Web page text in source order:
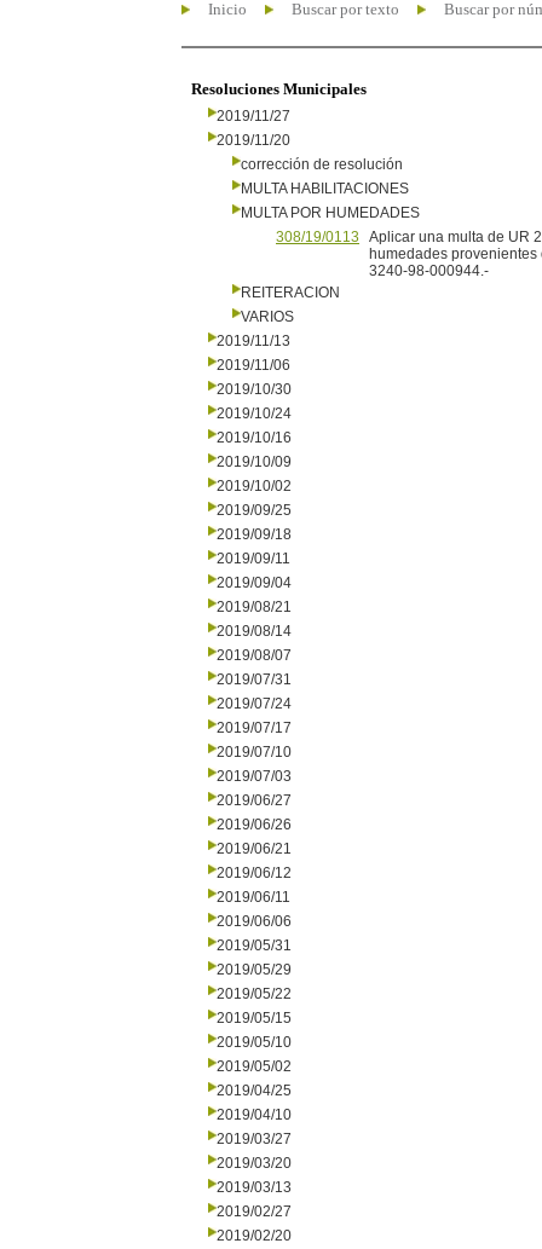
Inicio Buscar por texto Buscar por
Resoluciones Municipales
2019/11/27
2019/11/20
corrección de resolución
MULTA HABILITACIONES
MULTA POR HUMEDADES
308/19/0113
Aplicar una multa de UR
humedades
3240-98-000944.-
REITERACION
VARIOS
2019/11/13
2019/11/06
2019/10/30
2019/10/24
2019/10/16
2019/10/09
2019/10/02
2019/09/25
2019/09/18
2019/09/11
2019/09/04
2019/08/21
2019/08/14
2019/08/07
2019/07/31
2019/07/24
2019/07/17
2019/07/10
2019/07/03
2019/06/27
2019/06/26
2019/06/21
2019/06/12
2019/06/11
2019/06/06
2019/05/31
2019/05/29
2019/05/22
2019/05/15
2019/05/10
2019/05/02
2019/04/25
2019/04/10
2019/03/27
2019/03/20
2019/03/13
2019/02/27
2019/02/20